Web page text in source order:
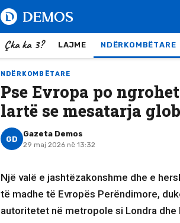
Çka ka 3? LAJME NDËRKOMBËTARE
NDËRKOMBËTARE
Pse Evropa po
lartë se mesatarja
GD
Gazeta Demos
29 maj 2026 në 13:32
Një valë e jashtëzakonshme dhe e
të madhe të Evropës Perëndimore,
autoritetet në metropole si Londra